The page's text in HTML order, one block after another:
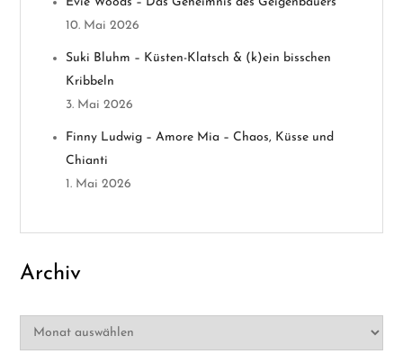
a
n
10. Mai 2026
Suki Bluhm – Küsten-Klatsch & (k)ein bisschen
Kribbeln
3. Mai 2026
Finny Ludwig – Amore Mia – Chaos, Küsse und
Chianti
1. Mai 2026
Archiv
Archiv